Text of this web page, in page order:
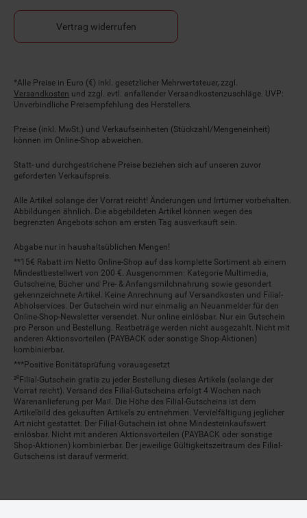
Vertrag widerrufen
Fußnoten
*Alle Preise in Euro (€) inkl. gesetzlicher Mehrwertsteuer, zzgl.
Versandkosten und zzgl. evtl. anfallender Versandkostenzuschläge. UVP:
Unverbindliche Preisempfehlung des Herstellers.
Preise (inkl. MwSt.) und Verkaufseinheiten (Stückzahl/Mengeneinheit)
können im Online-Shop abweichen.
Statt- und durchgestrichene Preise beziehen sich auf unseren zuvor
geforderten Verkaufspreis.
Alle Artikel solange der Vorrat reicht! Änderungen und Irrtümer vorbehalten.
Abbildungen ähnlich. Die abgebildeten Artikel können wegen des
begrenzten Angebots schon am ersten Tag ausverkauft sein.
Abgabe nur in haushaltsüblichen Mengen!
**15€ Rabatt im Netto Online-Shop auf das komplette Sortiment ab einem
Mindestbestellwert von 200 €. Ausgenommen: Kategorie Multimedia,
Gutscheine, Bücher und Pre- & Anfangsmilchnahrung sowie gesondert
gekennzeichnete Artikel. Keine Anrechnung auf Versandkosten und Filial-
Abholservices. Der Gutschein wird nur einmalig an Neuanmelder für den
Online-Shop-Newsletter versendet. Nur online einlösbar. Nur ein Gutschein
pro Person und Bestellung. Restbeträge werden nicht ausgezahlt. Nicht mit
anderen Aktionsvorteilen (PAYBACK oder sonstige Shop-Aktionen)
kombinierbar.
***Positive Bonitätsprüfung vorausgesetzt
²⁰Filial-Gutschein gratis zu jeder Bestellung dieses Artikels (solange der
Vorrat reicht). Versand des Filial-Gutscheins erfolgt 4 Wochen nach
Warenanlieferung per Mail. Die Höhe des Filial-Gutscheins ist dem
Artikelbild des gekauften Artikels zu entnehmen. Vervielfältigung jeglicher
Art nicht gestattet. Der Filial-Gutschein ist ohne Mindesteinkaufswert
einlösbar. Nicht mit anderen Aktionsvorteilen (PAYBACK oder sonstige
Shop-Aktionen) kombinierbar. Der jeweilige Gültigkeitszeitraum des Filial-
Gutscheins ist darauf vermerkt.